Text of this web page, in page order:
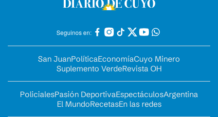
Seguinos en:
San JuanPolíticaEconomíaCuyo Minero
Suplemento VerdeRevista OH
PolicialesPasión DeportivaEspectáculosArgentina
El MundoRecetasEn las redes